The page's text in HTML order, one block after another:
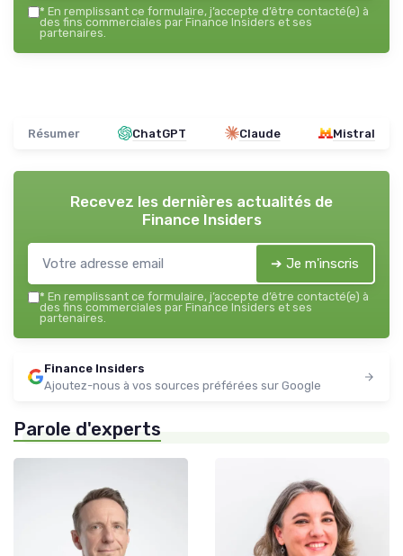
* En remplissant ce formulaire, j’accepte d’être contacté(e) à
des fins commerciales par Finance Insiders et ses
partenaires.
Résumer ChatGPT Claude Mistral
Recevez les dernières actualités de
Finance Insiders
➔ Je m'inscris
* En remplissant ce formulaire, j’accepte d’être contacté(e) à
des fins commerciales par Finance Insiders et ses
partenaires.
Finance Insiders
Ajoutez-nous à vos sources préférées sur Google
Parole d'experts